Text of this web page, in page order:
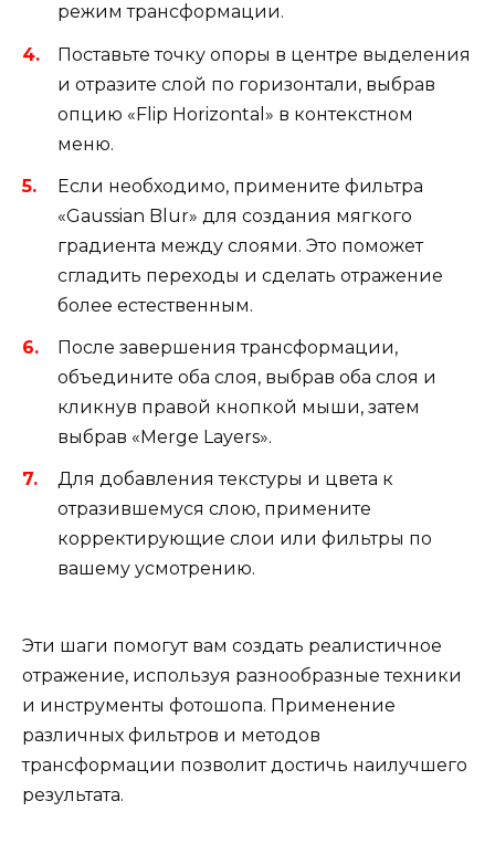
режим трансформации.
Поставьте точку опоры в центре выделения
и отразите слой по горизонтали, выбрав
опцию «Flip Horizontal» в контекстном
меню.
Если необходимо, примените фильтра
«Gaussian Blur» для создания мягкого
градиента между слоями. Это поможет
сгладить переходы и сделать отражение
более естественным.
После завершения трансформации,
объедините оба слоя, выбрав оба слоя и
кликнув правой кнопкой мыши, затем
выбрав «Merge Layers».
Для добавления текстуры и цвета к
отразившемуся слою, примените
корректирующие слои или фильтры по
вашему усмотрению.
Эти шаги помогут вам создать реалистичное
отражение, используя разнообразные техники
и инструменты фотошопа. Применение
различных фильтров и методов
трансформации позволит достичь наилучшего
результата.